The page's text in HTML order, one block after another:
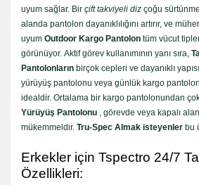
uyum sağlar. Bir çift takviyeli diz çoğu
alanda pantolon dayanıklılığını artırır, ve
uyum Outdoor Kargo Pantolon tüm vücut
görünüyor. Aktif görev kullanımının yanı sıra,
Pantolonların birçok cepleri ve dayanıklı
yürüyüş pantolonu veya günlük kargo
idealdir. Ortalama bir kargo pantolonundan
Yürüyüş Pantolonu , görevde veya kapalı
mükemmeldir. Tru-Spec Almak isteyenler bu
Erkekler için Tspectro 24/7
Özellikleri: